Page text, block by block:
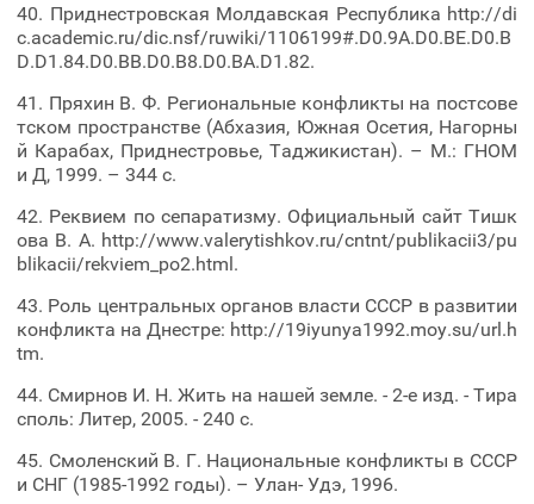
40. Приднестровская Молдавская Республика http://di
c.academic.ru/dic.nsf/ruwiki/1106199#.D0.9A.D0.BE.D0.B
D.D1.84.D0.BB.D0.B8.D0.BA.D1.82.
41. Пряхин В. Ф. Региональные конфликты на постсове
тском пространстве (Абхазия, Южная Осетия, Нагорны
й Карабах, Приднестровье, Таджикистан). – М.: ГНОМ
и Д, 1999. – 344 с.
42. Реквием по сепаратизму. Официальный сайт Тишк
ова В. А. http://www.valerytishkov.ru/cntnt/publikacii3/pu
blikacii/rekviem_po2.html.
43. Роль центральных органов власти СССР в развитии
конфликта на Днестре: http://19iyunya1992.moy.su/url.h
tm.
44. Смирнов И. Н. Жить на нашей земле. - 2-е изд. - Тира
споль: Литер, 2005. - 240 с.
45. Смоленский В. Г. Национальные конфликты в СССР
и СНГ (1985-1992 годы). – Улан- Удэ, 1996.